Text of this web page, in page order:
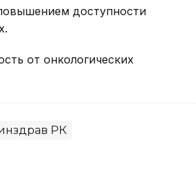
доступности
от онкологических
РК